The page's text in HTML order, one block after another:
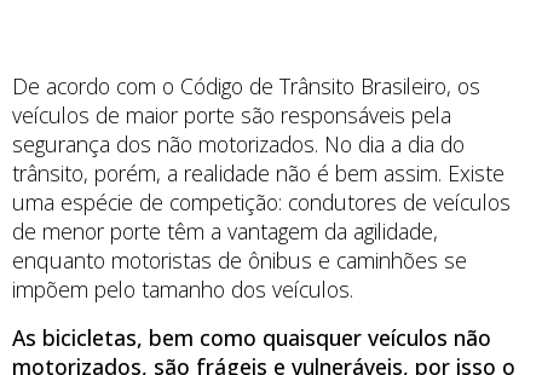
De acordo com o Código de Trânsito Brasileiro, os
veículos de maior porte são responsáveis pela
segurança dos não motorizados. No dia a dia do
trânsito, porém, a realidade não é bem assim. Existe
uma espécie de competição: condutores de veículos
de menor porte têm a vantagem da agilidade,
enquanto motoristas de ônibus e caminhões se
impõem pelo tamanho dos veículos.
As bicicletas, bem como quaisquer veículos não
motorizados, são frágeis e vulneráveis, por isso o